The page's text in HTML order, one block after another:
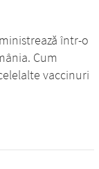
într-o
Cum
vaccinuri